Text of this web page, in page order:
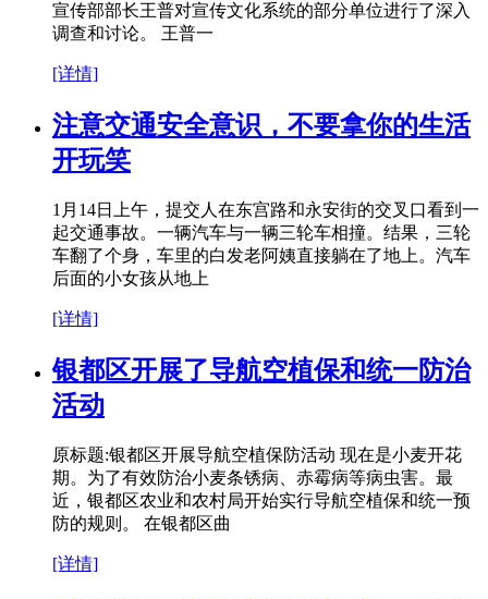
宣传部部长王普对宣传文化系统的部分单位进行了深入
调查和讨论。 王普一
[详情]
注意交通安全意识，不要拿你的生活
开玩笑
1月14日上午，提交人在东宫路和永安街的交叉口看到一
起交通事故。一辆汽车与一辆三轮车相撞。结果，三轮
车翻了个身，车里的白发老阿姨直接躺在了地上。汽车
后面的小女孩从地上
[详情]
银都区开展了导航空植保和统一防治
活动
原标题:银都区开展导航空植保防活动 现在是小麦开花
期。为了有效防治小麦条锈病、赤霉病等病虫害。最
近，银都区农业和农村局开始实行导航空植保和统一预
防的规则。 在银都区曲
[详情]